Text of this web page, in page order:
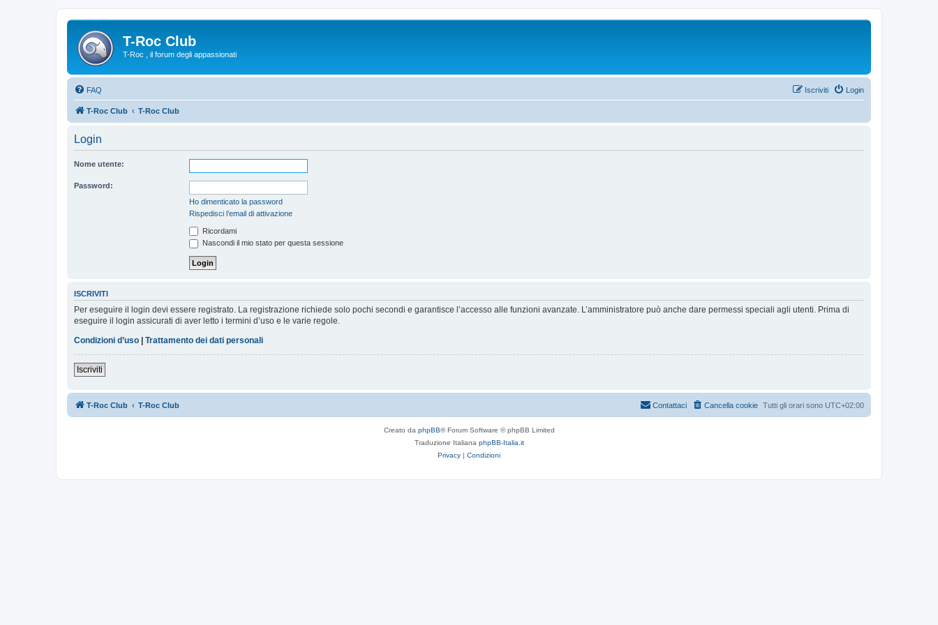
T-Roc Club
T-Roc , il forum degli appassionati
FAQ Login
Iscriviti
T-Roc Club T-Roc Club
Login
Nome utente:
Password:
Ho dimenticato la password
Rispedisci l’email di attivazione
Ricordami
Nascondi il mio stato per questa sessione
ISCRIVITI
Per eseguire il login devi essere registrato. La registrazione richiede solo pochi secondi e garantisce l’accesso alle funzioni avanzate. L’amministratore può anche dare permessi speciali agli utenti. Prima di
eseguire il login assicurati di aver letto i termini d’uso e le varie regole.
Condizioni d’uso
Trattamento dei dati personali
Iscriviti
T-Roc Club T-Roc Club Tutti gli orari sono UTC+02:00
Cancella cookie
Contattaci
Creato da phpBB® Forum Software © phpBB Limited
Traduzione Italiana phpBB-Italia.it
Privacy | Condizioni